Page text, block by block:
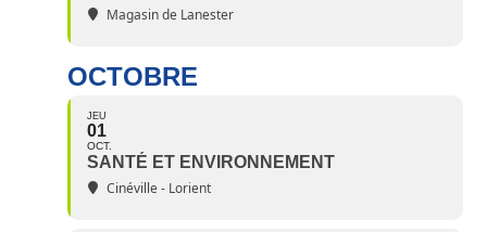
Magasin de Lanester
OCTOBRE
JEU
01
OCT.
SANTÉ ET ENVIRONNEMENT
Cinéville - Lorient